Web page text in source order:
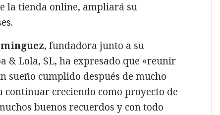
la tienda online, ampliará su
, fundadora junto a su
& Lola, SL, ha expresado que «reunir
sueño cumplido después de mucho
continuar creciendo como proyecto de
buenos recuerdos y con todo